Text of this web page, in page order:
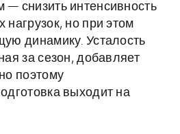
снизить интенсивность
но при этом
динамику. Усталость
за сезон, добавляет
поэтому
выходит на